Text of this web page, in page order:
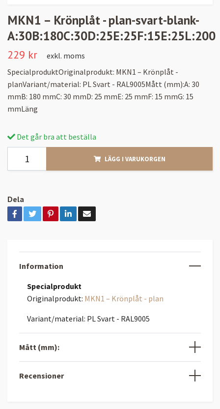
MKN1 – Krönplåt - plan-svart-blank-
A:30B:180C:30D:25E:25F:15E:25L:200
229 kr
exkl. moms
SpecialproduktOriginalprodukt: MKN1 – Krönplåt -
planVariant/material: PL Svart - RAL9005Mått (mm):A: 30
mmB: 180 mmC: 30 mmD: 25 mmE: 25 mmF: 15 mmG: 15
mmLäng
Det går bra att beställa
LÄGG I VARUKORGEN
Dela
Information
Specialprodukt
Originalprodukt: MKN1 – Krönplåt - plan
Variant/material: PL Svart - RAL9005
Mått (mm):
Recensioner